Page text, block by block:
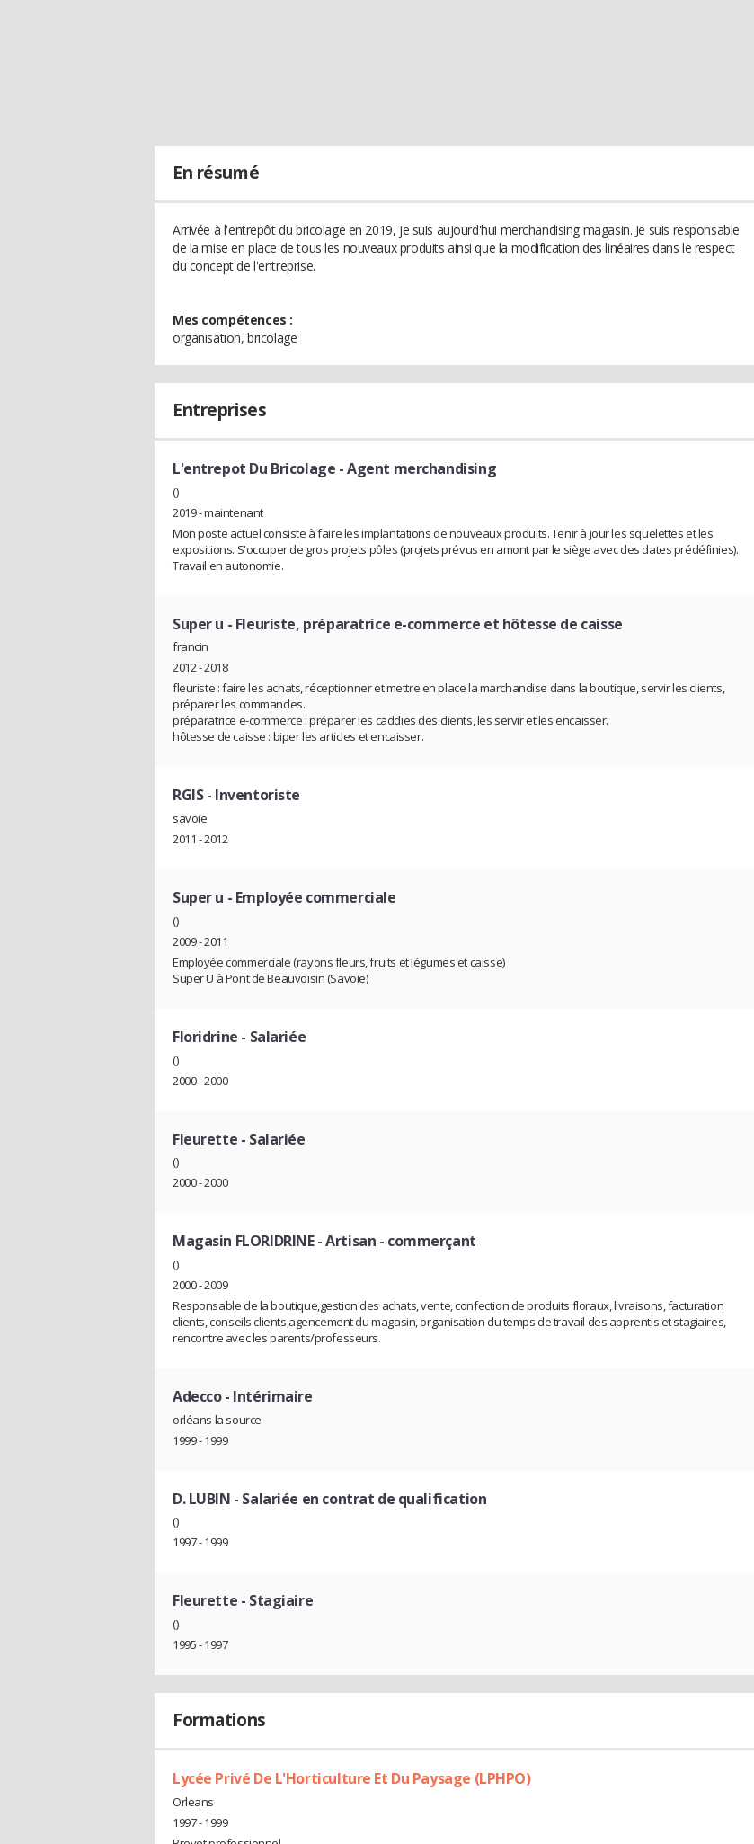
En résumé
Arrivée à l'entrepôt du bricolage en 2019, je suis aujourd'hui merchandising magasin. Je suis responsable
de la mise en place de tous les nouveaux produits ainsi que la modification des linéaires dans le respect
du concept de l'entreprise.
Mes compétences :
organisation, bricolage
Entreprises
L'entrepot Du Bricolage - Agent merchandising
()
2019 - maintenant
Mon poste actuel consiste à faire les implantations de nouveaux produits. Tenir à jour les squelettes et les
expositions. S'occuper de gros projets pôles (projets prévus en amont par le siège avec des dates prédéfinies).
Travail en autonomie.
Super u - Fleuriste, préparatrice e-commerce et hôtesse de caisse
francin
2012 - 2018
fleuriste : faire les achats, réceptionner et mettre en place la marchandise dans la boutique, servir les clients,
préparer les commandes.
préparatrice e-commerce : préparer les caddies des clients, les servir et les encaisser.
hôtesse de caisse : biper les articles et encaisser.
RGIS- Inventoriste
savoie
2011 - 2012
Super u - Employée commerciale
()
2009 - 2011
Employée commerciale (rayons fleurs, fruits et légumes et caisse)
Super U à Pont de Beauvoisin (Savoie)
Floridrine - Salariée
()
2000 - 2000
Fleurette - Salariée
()
2000 - 2000
Magasin FLORIDRINE- Artisan - commerçant
()
2000 - 2009
Responsable de la boutique,gestion des achats, vente, confection de produits floraux, livraisons, facturation
clients, conseils clients,agencement du magasin, organisation du temps de travail des apprentis et stagiaires,
rencontre avec les parents/professeurs.
Adecco- Intérimaire
orléans la source
1999 - 1999
D. LUBIN - Salariée en contrat de qualification
()
1997 - 1999
Fleurette - Stagiaire
()
1995 - 1997
Formations
Lycée Privé De L'Horticulture Et Du Paysage (LPHPO)
Orleans
1997 - 1999